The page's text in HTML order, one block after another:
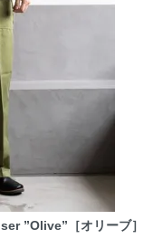
”Olive”［オリーブ］